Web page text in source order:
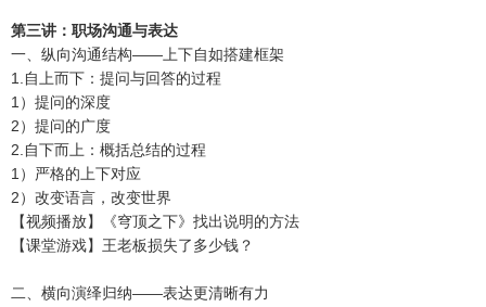
第三讲：职场沟通与表达
一、纵向沟通结构——上下自如搭建框架
1.自上而下：提问与回答的过程
1）提问的深度
2）提问的广度
2.自下而上：概括总结的过程
1）严格的上下对应
2）改变语言，改变世界
【视频播放】《穹顶之下》找出说明的方法
【课堂游戏】王老板损失了多少钱？
二、横向演绎归纳——表达更清晰有力